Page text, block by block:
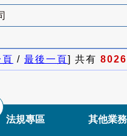
/ 最後一頁] 共有 8026
法規專區 其他業務